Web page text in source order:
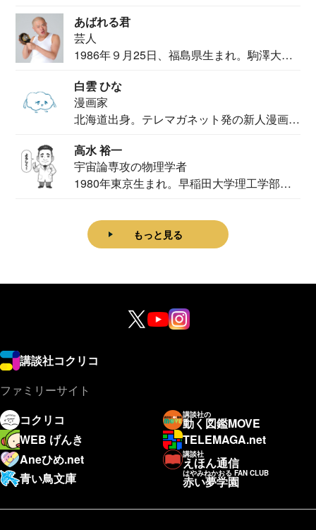
あばれる君
芸人
1986年９月25日、福島県生まれ。駒澤大学
白雲 ひな
漫画家
北海道出身。テレマガネット発の新人漫画
高水 裕一
宇宙論専攻の物理学者
1980年東京生まれ。早稲田大学理工学部物
もっと見る
講談社コクリコ
ファミリーサイト
コクリコ
講談社の
動く図鑑MOVE
WEB げんき
TELEMAGA.net
Aneひめ.net
講談社
えほん通信
青い鳥文庫
はやみねかおる FAN CLUB
赤い夢学園